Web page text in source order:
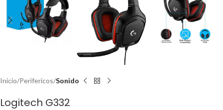
Inicio Perifericos Sonido
Logitech G332